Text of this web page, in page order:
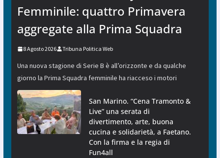
Femminile: quattro Primavera
aggregate alla Prima Squadra
8 Agosto 2026 Tribuna Politica Web
Una nuova stagione di Serie B è all’orizzonte e da qualche
giorno la Prima Squadra femminile ha riacceso i motori
San Marino. “Cena Tramonto &
Live” una serata di
divertimento, arte, buona
cucina e solidarietà, a Faetano.
Con la firma e la regia di
Fun4all